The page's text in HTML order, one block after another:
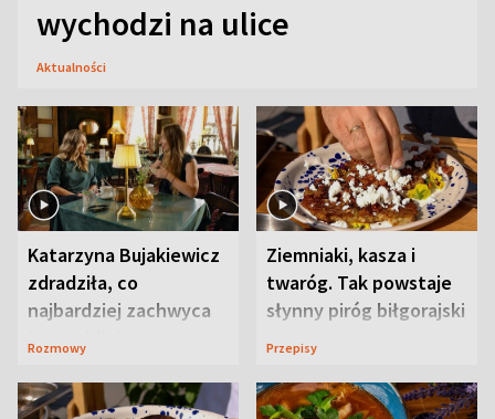
wychodzi na ulice
Aktualności
Katarzyna Bujakiewicz
zdradziła, co
najbardziej zachwyca
ją w Lublinie
Rozmowy
Ziemniaki, kasza i
twaróg. Tak powstaje
słynny piróg biłgorajski
Przepisy